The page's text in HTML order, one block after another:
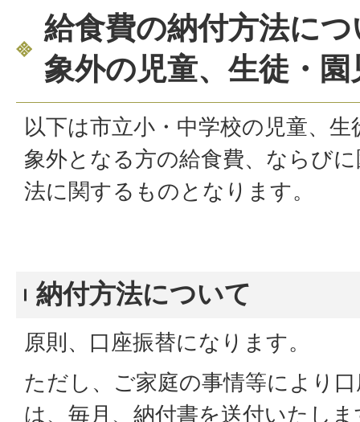
給食費の納付方法に
象外の児童、生徒・園
以下は市立小・中学校の児童、
象外となる方の給食費、ならび
法に関するものとなります。
納付方法について
原則、口座振替になります。
ただし、ご家庭の事情等により
は、毎月、納付書を送付いたし